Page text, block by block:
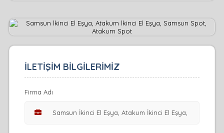
İLETİŞİM BİLGİLERİMİZ
Firma Adı